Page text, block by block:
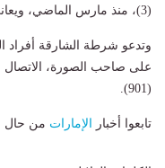
(3)، منذ مارس الماضي، ويعاني من مرض نفسي.
وتدعو شرطة الشارقة أفراد
(901).
تابعوا أخبار الإمارات من حال